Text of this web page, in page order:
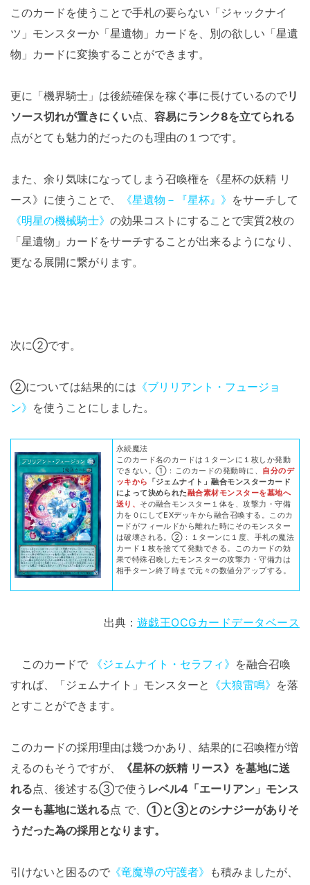
このカードを使うことで手札の要らない「ジャックナイ
ツ」モンスターか「星遺物」カードを、別の欲しい「星遺
物」カードに変換することができます。
更に「機界騎士」は後続確保を稼ぐ事に長けているのでリ
ソース切れが置きにくい点、 容易にランク8を立てられる
点がとても魅力的だったのも理由の１つです。
また、余り気味になってしまう召喚権を《星杯の妖精 リ
ース》に使うことで、
《星遺物－『星杯』》 をサーチして
《明星の機械騎士》 の効果コストにすることで実質2枚の
「星遺物」カードをサーチすることが出来るようになり、
更なる展開に繋がります。
次に②です。
②については結果的には 《ブリリアント・フュージョ
ン》 を使うことにしました。
永続魔法
このカード名のカードは１ターンに１枚しか発動
できない。①：このカードの発動時に、 自分のデ
ッキから 「ジェムナイト」融合モンスターカード
によって決められた融合素材モンスターを墓地へ
送り、 その融合モンスター１体を、攻撃力・守備
力を０にしてEXデッキから融合召喚する。このカ
ードがフィールドから離れた時にそのモンスター
は破壊される。②：１ターンに１度、手札の魔法
カード１枚を捨てて発動できる。このカードの効
果で特殊召喚したモンスターの攻撃力・守備力は
相手ターン終了時まで元々の数値分アップする。
出典： 遊戯王OCGカードデータベース
このカードで 《ジェムナイト・セラフィ》 を融合召喚
すれば、「ジェムナイト」モンスターと 《大狼雷鳴》 を落
とすことができます。
このカードの採用理由は幾つかあり、結果的に召喚権が増
えるのもそうですが、
《星杯の妖精 リース》を墓地に送
れる点、後述する③で使う レベル4「エーリアン」モンス
ターも墓地に送れる点 で、 ①と③とのシナジーがありそ
うだった為の採用となります。
引けないと困るので 《竜魔導の守護者》 も積みましたが、